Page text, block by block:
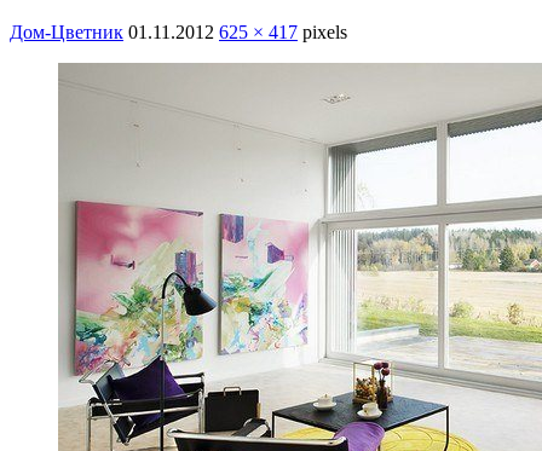
Дом-Цветник 01.11.2012 625 × 417 pixels